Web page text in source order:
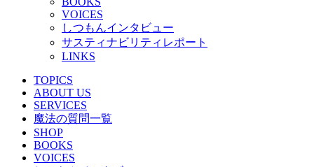
VOICES
しつもんインタビュー
サスティナビリティレポート
LINKS
TOPICS
ABOUT US
SERVICES
魔法の質問一覧
SHOP
BOOKS
VOICES